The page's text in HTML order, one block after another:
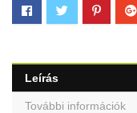
Leírás
További információk